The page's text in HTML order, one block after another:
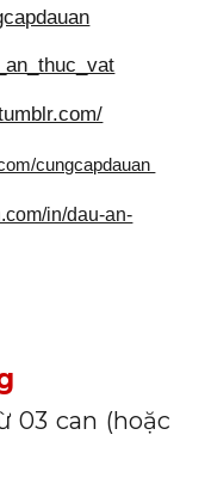
cungcapdauan
in/dau-an-
03 can (hoặc